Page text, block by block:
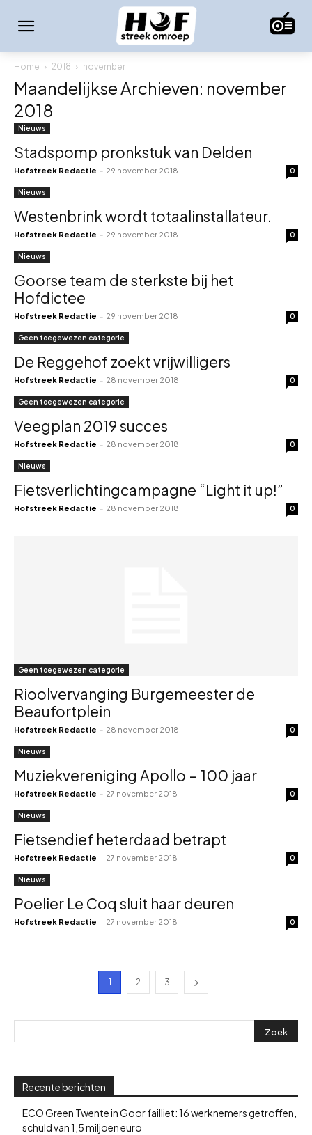
Home 2018 november
Maandelijkse Archieven: november
2018
Nieuws
Stadspomp pronkstuk van Delden
Hofstreek Redactie - 29 november 2018 0
Nieuws
Westenbrink wordt totaalinstallateur.
Hofstreek Redactie - 29 november 2018 0
Nieuws
Goorse team de sterkste bij het
Hofdictee
Hofstreek Redactie - 29 november 2018 0
Geen toegewezen categorie
De Reggehof zoekt vrijwilligers
Hofstreek Redactie - 28 november 2018 0
Geen toegewezen categorie
Veegplan 2019 succes
Hofstreek Redactie - 28 november 2018 0
Nieuws
Fietsverlichtingcampagne “Light it up!”
Hofstreek Redactie - 28 november 2018 0
Geen toegewezen categorie
Rioolvervanging Burgemeester de
Beaufortplein
Hofstreek Redactie - 28 november 2018 0
Nieuws
Muziekvereniging Apollo – 100 jaar
Hofstreek Redactie - 27 november 2018 0
Nieuws
Fietsendief heterdaad betrapt
Hofstreek Redactie - 27 november 2018 0
Nieuws
Poelier Le Coq sluit haar deuren
Hofstreek Redactie - 27 november 2018 0
1 2 3
Recente berichten
ECO Green Twente in Goor failliet: 16 werknemers getroffen,
schuld van 1,5 miljoen euro